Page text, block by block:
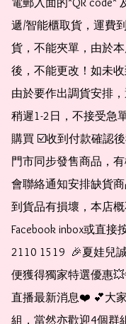
遞/智能櫃取貨，運費
貨，不能夾單，由於
後，不能更改！如未
由於要作出調貨安排
稍遲1-2日，不接受急
購買 ☑️收到付款確認
門市同步發售商品，
會聯絡通知安排缺貨
到貨品有損壞，本店
Facebook inbox或直
2110 1519  🎉夏娃兒
便獲得獨家特選優惠
直播最新消息❤️ 💕大
組，當然亦歡迎4個群